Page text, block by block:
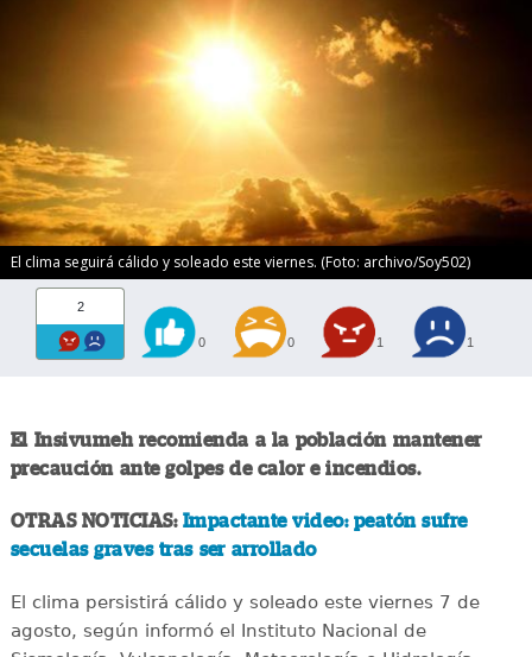
El clima seguirá cálido y soleado este viernes. (Foto: archivo/Soy502)
2
0 0 1 1
El Insivumeh recomienda a la población mantener
precaución ante golpes de calor e incendios.
OTRAS NOTICIAS: Impactante video: peatón sufre
secuelas graves tras ser arrollado
El clima persistirá cálido y soleado este viernes 7 de
agosto, según informó el Instituto Nacional de